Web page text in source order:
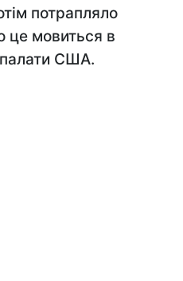
потрапляло
це мовиться в
палати США.